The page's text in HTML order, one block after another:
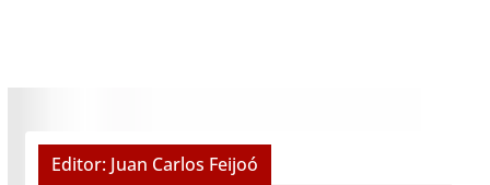
Editor: Juan Carlos Feijoó